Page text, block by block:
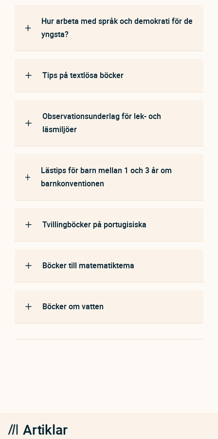
Hur arbeta med språk och demokrati för de
yngsta?
Tips på textlösa böcker
Observationsunderlag för lek- och
läsmiljöer
Lästips för barn mellan 1 och 3 år om
barnkonventionen
Tvillingböcker på portugisiska
Böcker till matematiktema
Böcker om vatten
Artiklar